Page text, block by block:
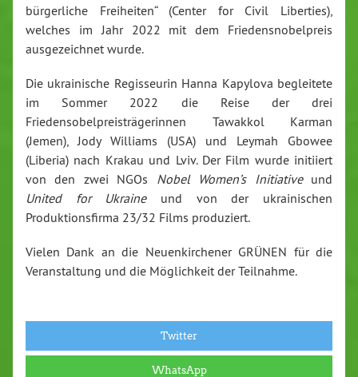
bürgerliche Freiheiten“ (Center for Civil Liberties),
welches im Jahr 2022 mit dem Friedensnobelpreis
ausgezeichnet wurde.
Die ukrainische Regisseurin Hanna Kapylova begleitete
im Sommer 2022 die Reise der drei
Friedensobelpreisträgerinnen Tawakkol Karman
(Jemen), Jody Williams (USA) und Leymah Gbowee
(Liberia) nach Krakau und Lviv. Der Film wurde initiiert
von den zwei NGOs Nobel Women’s Initiativeund
United for Ukraineund von der ukrainischen
Produktionsfirma 23/32 Films produziert.
Vielen Dank an die Neuenkirchener GRÜNEN für die
Veranstaltung und die Möglichkeit der Teilnahme.
Twitter
WhatsApp